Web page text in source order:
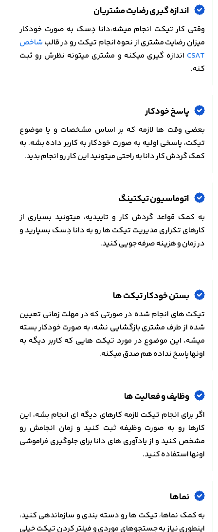
اندازه گیری رضایت مشتریان
وقتی کار تیکت انجام میشه،دانا دِسک به صورت خودکار
میزان رضایت مشتری از نحوه انجام تیکت رو در قالب شاخص
CSAT اندازه گیری میکنه و مشتری میتونه نظرش رو ثبت
کنه.
پاسخ خودکار
بعضی وقت ها لازمه که بر اساس مشخصات و یا موضوع
تیکت، پاسخی اولیه به صورت خودکار به کاربر داده بشه. به
کمک گردش کار دانا به راحتی میتونید این کار رو انجام بدید.
اتوماسیون تیکتینگ
به کمک قواعد گردش کار و تاییدیه، میتونید بسیاری از
کارهای تکراری مدیریت تیکت ها رو به دانا دِسک بسپارید و
در زمان و هزینه صرفه جویی کنید.
بستن خودکار تیکت ها
تیکت های انجام شده در صورتی که در مهلت زمانی تعیین
شده از طرف مشتری بازگشایی نشه، به صورت خودکار بسته
میشه، این موضوع در مورد تیکت هایی که کاربر دیگه به
اونها پاسخ نداده هم صدق میکنه.
وظایف و فعالیت ها
اگر برای انجام تیکت لازمه کارهای دیگه ای انجام بشه، این
کارها رو به صورت وظیفه ثبت کنید و زمان انجامش رو
مشخص کنید و از یادآوری های دانا برای جلوگیری فراموشی
اونها استفاده کنید.
نماها
به کمک نماها، تیکت ها رو دسته بندی و سازماندهی کنید،
اینطوری نیاز به جستجوهای موردی و فیلتر کردن تیکت خیلی